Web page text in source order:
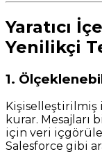
Yaratıcı
Yenilikçi
1.
kurar.
için veri
Salesforce gibi